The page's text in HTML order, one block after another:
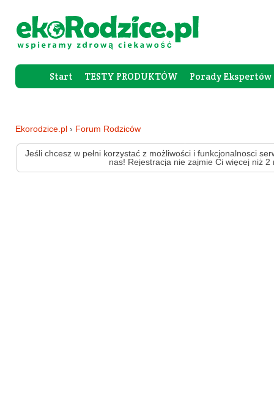
Start TESTY PRODUKTÓW Porady Ekspertów
Ekorodzice.pl › Forum Rodziców
Jeśli chcesz w pełni korzystać z możliwości i funkcjonalnosci
nas! Rejestracja nie zajmie Ci więcej niż 2